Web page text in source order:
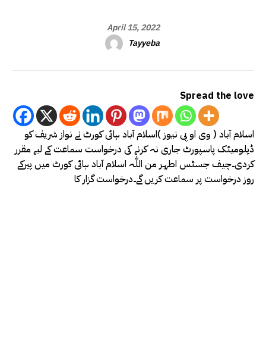
April 15, 2022
Tayyeba
Spread the love
اسلام آباد ( وی او پی نیوز )اسلام آباد ہائی کورٹ نے نواز شریف کو
ڈپلومیٹک پاسپورٹ جاری نہ کرنے کی درخواست سماعت کے لیے مقرر
کردی۔چیف جسٹس اطہر من اللّٰہ اسلام آباد ہائی کورٹ میں پیرکے
روز درخواست پر سماعت کریں گے۔درخواست گزار کا